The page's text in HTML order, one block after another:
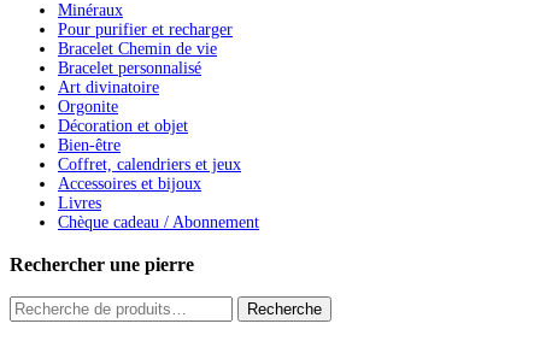
Minéraux
Pour purifier et recharger
Bracelet Chemin de vie
Bracelet personnalisé
Art divinatoire
Orgonite
Décoration et objet
Bien-être
Coffret, calendriers et jeux
Accessoires et bijoux
Livres
Chèque cadeau / Abonnement
Rechercher une pierre
Recherche
pour :
Recherche